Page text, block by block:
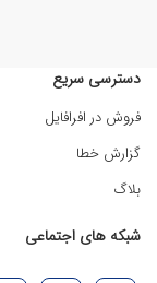
دسترسی سریع
فروش در افرافایل
گزارش خطا
بلاگ
شبکه های اجتماعی